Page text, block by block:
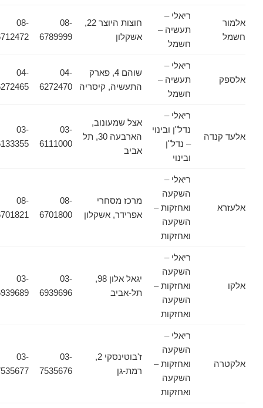
אלמור
חשמל
ריאלי –
תעשיה –
חשמל
חוצות היוצר 22,
אשקלון
08-
6789999
08-
6712472
אלספק
ריאלי –
תעשיה –
חשמל
שוהם 4, פארק
התעשיה, קיסריה
04-
6272470
04-
6272465
אלעד קנדה
ריאלי –
נדל"ן ובינוי
– נדל"ן
ובינוי
אצל שמעונוב,
הארבעה 30, תל
אביב
03-
6111000
03-
6133355
אלעזרא
ריאלי –
השקעה
ואחזקות –
השקעה
ואחזקות
מרכז מסחרי
אפרידר, אשקלון
08-
6701800
08-
6701821
אלקו
ריאלי –
השקעה
ואחזקות –
השקעה
ואחזקות
יגאל אלון 98,
תל-אביב
03-
6939696
03-
6939689
אלקטרה
ריאלי –
השקעה
ואחזקות –
השקעה
ואחזקות
ז'בוטינסקי 2,
רמת-גן
03-
7535676
03-
7535677